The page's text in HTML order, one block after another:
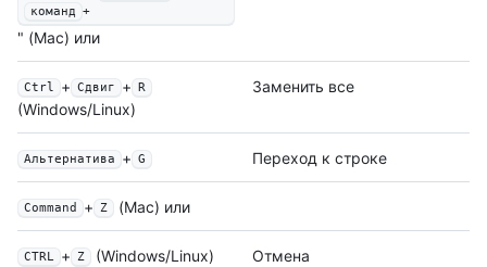
команд +
" (Mac) или
Ctrl + Сдвиг + R
(Windows/Linux)
Заменить все
Альтернатива + G Переход к строке
Command + Z (Mac) или
CTRL + Z (Windows/Linux) Отмена